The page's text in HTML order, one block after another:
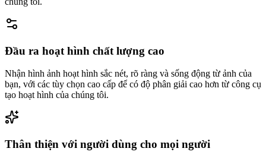
Đầu ra hoạt hình chất lượng cao
Nhận hình ảnh hoạt hình sắc nét, rõ ràng và sống động từ ảnh của
bạn, với các tùy chọn cao cấp để có độ phân giải cao hơn từ công cụ
tạo hoạt hình của chúng tôi.
Thân thiện với người dùng cho mọi người